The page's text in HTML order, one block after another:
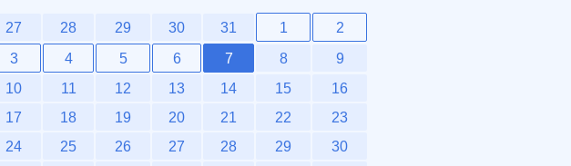
27 28 29 30 31 1
2
3
4 5 6 7 8
9
10
11 12 13 14 15
16
17
18 19 20 21 22
23
24
25 26 27 28 29
30